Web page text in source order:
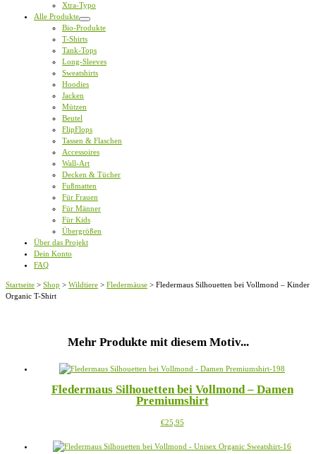
Xtra-Typo
Alle Produkte
Bio-Produkte
T-Shirts
Tank-Tops
Long-Sleeves
Sweatshirts
Hoodies
Jacken
Mützen
Beutel
FlipFlops
Tassen & Flaschen
Accessoires
Wall-Art
Decken & Tücher
Fußmatten
Für Frauen
Für Männer
Für Kids
Übergrößen
Über das Projekt
Dein Konto
FAQ
Startseite > Shop > Wildtiere > Fledermäuse > Fledermaus Silhouetten bei Vollmond – Kinder
Organic T-Shirt
Mehr Produkte mit diesem Motiv...
Fledermaus Silhouetten bei Vollmond – Damen
Premiumshirt
€25,95Dieses
weist